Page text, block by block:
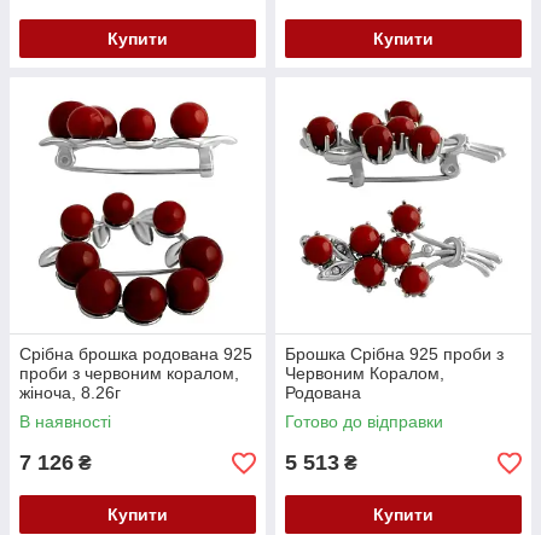
Купити Купити
Срібна брошка родована 925
проби з червоним коралом,
жіноча, 8.26г
В наявності
7 126 ₴
Купити
Брошка Срібна 925 проби з
Червоним Коралом,
Родована
Готово до відправки
5 513 ₴
Купити